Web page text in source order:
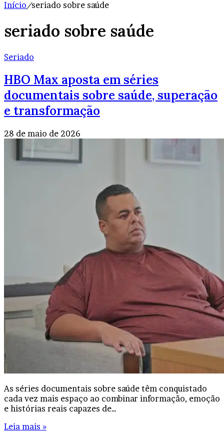
Início/seriado sobre saúde
seriado sobre saúde
Seriado
HBO Max aposta em séries
documentais sobre saúde, superação
e transformação
28 de maio de 2026
As séries documentais sobre saúde têm conquistado
cada vez mais espaço ao combinar informação, emoção
e histórias reais capazes de…
Leia mais »